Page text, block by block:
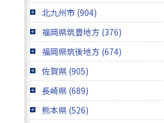
北九州市 (904)
福岡県筑豊地方 (376)
福岡県筑後地方 (674)
佐賀県 (905)
長崎県 (689)
熊本県 (526)